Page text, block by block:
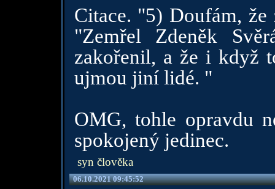
Citace. "5) Doufám,
"Zemřel Zdeněk
zakořenil, a že i když
ujmou jiní lidé. "
OMG, tohle opravdu
spokojený jedinec.
syn člověka
06.10.2021 09:45:52